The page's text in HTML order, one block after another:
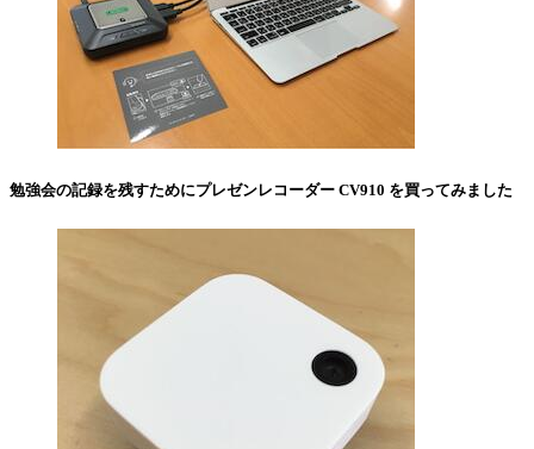
勉強会の記録を残すためにプレゼンレコーダー CV910 を買ってみました